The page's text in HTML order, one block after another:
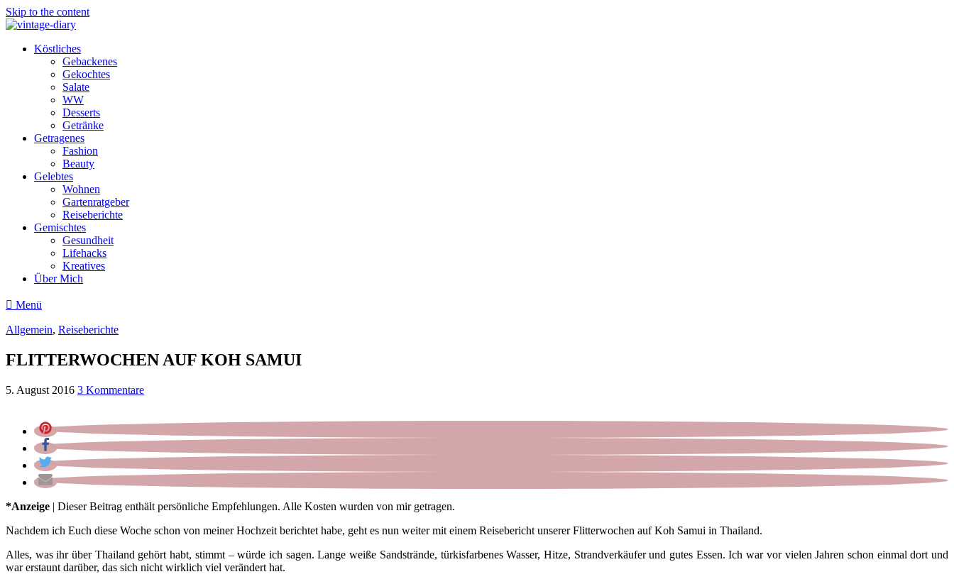
Skip to the content
Köstliches
Gebackenes
Gekochtes
Salate
WW
Desserts
Getränke
Getragenes
Fashion
Beauty
Gelebtes
Wohnen
Gartenratgeber
Reiseberichte
Gemischtes
Gesundheit
Lifehacks
Kreatives
Über Mich
Menü
Allgemein, Reiseberichte
FLITTERWOCHEN AUF KOH SAMUI
5. August 2016 3 Kommentare
*Anzeige | Dieser Beitrag enthält persönliche Empfehlungen. Alle Kosten wurden von mir getragen.
Nachdem ich Euch diese Woche schon von meiner Hochzeit berichtet habe, geht es nun weiter mit einem Reisebericht unserer Flitterwochen auf Koh Samui in Thailand.
Alles, was ihr über Thailand gehört habt, stimmt – würde ich sagen. Lange weiße Sandstrände, türkisfarbenes Wasser, Hitze, Strandverkäufer und gutes Essen. Ich war vor vielen Jahren schon einmal dort und
war erstaunt darüber, das sich nicht wirklich viel verändert hat.